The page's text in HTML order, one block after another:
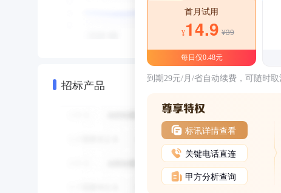
招标产品
首月试用
¥14.9 ¥39
每日仅0.48元
到期29元/月/省自动续费，可随时取
标讯详情查看
关键电话直连
甲方分析查询